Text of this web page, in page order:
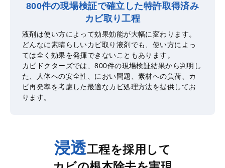
800件の現場検証で確立した特許取得済み
カビ取り工程
液剤は使い方によって効果効能が大幅に変わります。
どんなに素晴らしいカビ取り液剤でも、使い方によっ
ては全く効果を発揮できないこともあります。
カビドクターズでは、800件の現場検証結果から判明し
た、人体への安全性、におい問題、素材への負荷、カ
ビ再発率を考慮した最適なカビ処理方法を提供してお
ります。
浸透工程を採用して